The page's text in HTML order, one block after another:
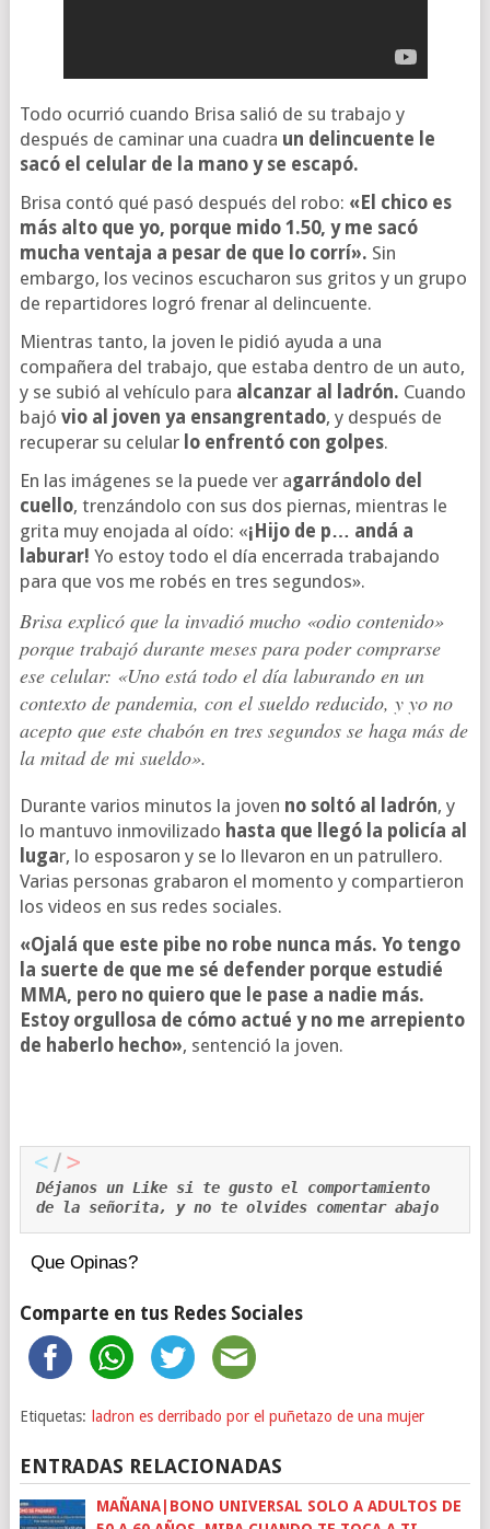
Todo ocurrió cuando Brisa salió de su trabajo y
después de caminar una cuadra un delincuente le
sacó el celular de la mano y se escapó.
Brisa contó qué pasó después del robo: «El chico es
más alto que yo, porque mido 1.50, y me sacó
mucha ventaja a pesar de que lo corrí». Sin
embargo, los vecinos escucharon sus gritos y un grupo
de repartidores logró frenar al delincuente.
Mientras tanto, la joven le pidió ayuda a una
compañera del trabajo, que estaba dentro de un auto,
y se subió al vehículo para alcanzar al ladrón. Cuando
bajó vio al joven ya ensangrentado, y después de
recuperar su celularlo enfrentó con golpes.
En las imágenes se la puede ver agarrándolo del
cuello, trenzándolo con sus dos piernas, mientras le
grita muy enojada al oído: «¡Hijo de p… andá a
laburar! Yo estoy todo el día encerrada trabajando
para que vos me robés en tres segundos».
Brisa explicó que la invadió mucho «odio contenido»
porque trabajó durante meses para poder comprarse
ese celular: «Uno está todo el día laburando en un
contexto de pandemia, con el sueldo reducido, y yo no
acepto que este chabón en tres segundos se haga más de
la mitad de mi sueldo».
Durante varios minutos la joven no soltó al ladrón, y
lo mantuvo inmovilizado hasta que llegó la policía al
lugar, lo esposaron y se lo llevaron en un patrullero.
Varias personas grabaron el momento y compartieron
los videos en sus redes sociales.
«Ojalá que este pibe no robe nunca más. Yo tengo
la suerte de que me sé defender porque estudié
MMA, pero no quiero que le pase a nadie más.
Estoy orgullosa de cómo actué y no me arrepiento
de haberlo hecho», sentenció la joven.
Déjanos un Like si te gusto el comportamiento
de la señorita, y no te olvides comentar abajo
Que Opinas?
Comparte en tus Redes Sociales
Etiquetas: ladron es derribado por el puñetazo de una mujer
ENTRADAS RELACIONADAS
MAÑANA|BONO UNIVERSAL SOLO A ADULTOS DE